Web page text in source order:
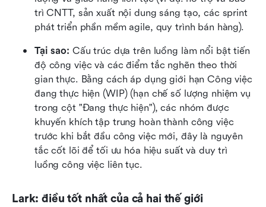
trì CNTT, sản xuất nội dung sáng tạo, các sprint
phát triển phần mềm agile, quy trình bán hàng).
Tại sao: Cấu trúc dựa trên luồng làm nổi bật tiến
độ công việc và các điểm tắc nghẽn theo thời
gian thực. Bằng cách áp dụng giới hạn Công việc
đang thực hiện (WIP) (hạn chế số lượng nhiệm vụ
trong cột "Đang thực hiện"), các nhóm được
khuyến khích tập trung hoàn thành công việc
trước khi bắt đầu công việc mới, đây là nguyên
tắc cốt lõi để tối ưu hóa hiệu suất và duy trì
luồng công việc liên tục.
Lark: điều tốt nhất của cả hai thế giới